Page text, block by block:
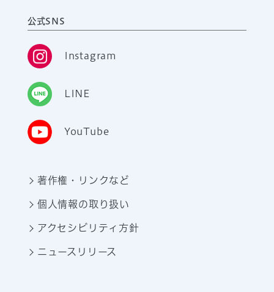
公式SNS
Instagram
LINE
YouTube
著作権・リンクなど
個人情報の取り扱い
アクセシビリティ方針
ニュースリリース